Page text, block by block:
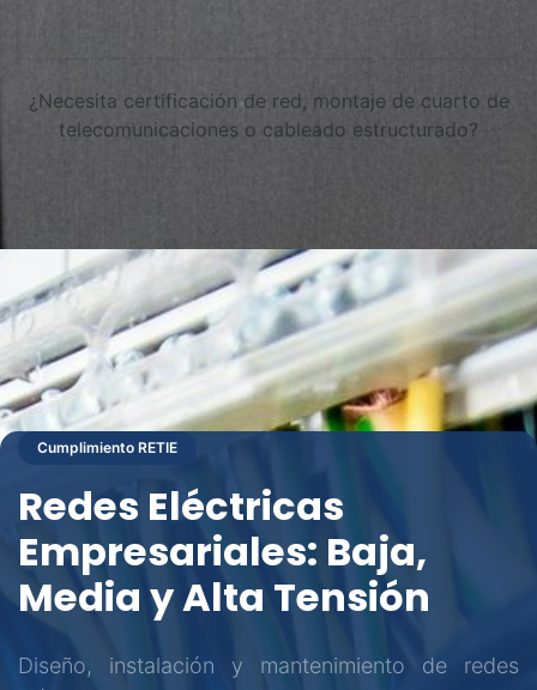
¿Necesita certificación de red, montaje de cuarto de
telecomunicaciones o cableado estructurado?
Cumplimiento RETIE
Redes Eléctricas
Empresariales: Baja,
Media y Alta Tensión
Diseño, instalación y mantenimiento de redes